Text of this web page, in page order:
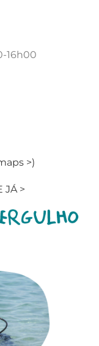
16h00
>)
JÁ >